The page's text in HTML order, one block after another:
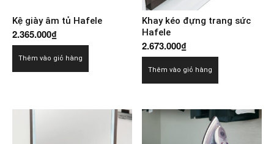
Kệ giày âm tủ Hafele
2.365.000₫
Thêm vào giỏ hàng
Khay kéo đựng trang sức
Hafele
2.673.000₫
Thêm vào giỏ hàng